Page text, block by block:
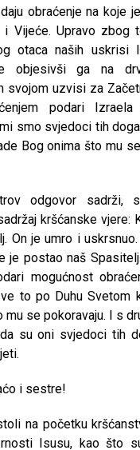
obraćenje na koje
i Vijeće. Upravo zbog
otaca naših uskrisi
objesivši ga na
svojom uzvisi za
podari
smo svjedoci tih
Bog onima što mu
odgovor sadrži,
kršćanske vjere:
On je umro i
je postao naš
mogućnost
to po Duhu Svetom
mu se pokoravaju. I s
su oni svjedoci tih
i sestre!
na početku
Isusu, kao što